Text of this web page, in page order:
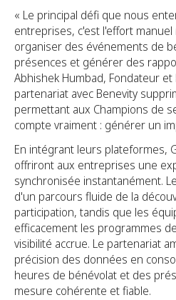
« Le principal défi que nous
entreprises, c'est l'effort
organiser des événements de
présences et générer des
Abhishek Humbad, Fondateur et
partenariat avec Benevity
permettant aux Champions de
compte vraiment : générer un
En intégrant leurs plateformes,
offriront aux entreprises une
synchronisée instantanément.
d'un parcours fluide de la
participation, tandis que les
efficacement les programmes
visibilité accrue. Le partenariat
précision des données en
heures de bénévolat et des
mesure cohérente et fiable.